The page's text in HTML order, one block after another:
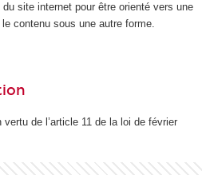
site internet pour être orienté vers une
contenu sous une autre forme.
de l’article 11 de la loi de février